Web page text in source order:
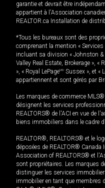
garantie et devrait être
appartient à l'Association
REALTOR.ca Installation de
*Tous les bureaux sont des
comprenant la mention «
incluant sa division « Johnston &
Valley Real Estate, Brokerage », «
», « Royal LePageMD Sussex », et «
appartiennent et sont gérés par
Les marques de commerce
désignent les services
REALTORS® de l'ACI en vue de
biens immobiliers dans le cadre
REALTOR®, REALTORS® et le
déposées de REALTOR®
Association of REALTORS® et
sont propriétaires. Les marques
distinguer les services
immobilier en tant que membres